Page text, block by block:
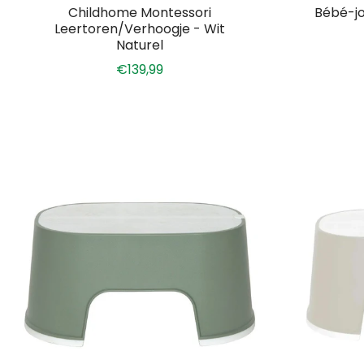
Childhome Montessori
Leertoren/Verhoogje - Wit
Naturel
€139,99
Bébé-